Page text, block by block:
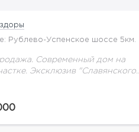
Рублево-Успенское шоссе 5км.
Современный дом на
Эксклюзив "Славянского